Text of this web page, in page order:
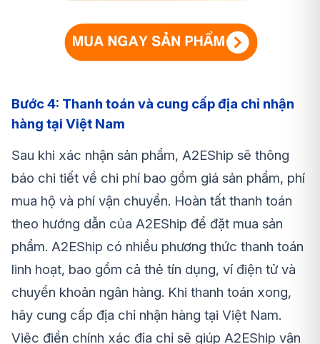
Bước 4: Thanh toán và cung cấp địa chỉ nhận
hàng tại Việt Nam
Sau khi xác nhận sản phẩm, A2EShip sẽ thông
báo chi tiết về chi phí bao gồm giá sản phẩm, phí
mua hộ và phí vận chuyển. Hoàn tất thanh toán
theo hướng dẫn của A2EShip để đặt mua sản
phẩm. A2EShip có nhiều phương thức thanh toán
linh hoạt, bao gồm cả thẻ tín dụng, ví điện tử và
chuyển khoản ngân hàng. Khi thanh toán xong,
hãy cung cấp địa chỉ nhận hàng tại Việt Nam.
Việc điền chính xác địa chỉ sẽ giúp A2EShip vận